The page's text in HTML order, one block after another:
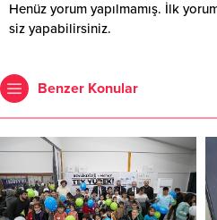
Henüz yorum yapılmamış. İlk
siz yapabilirsiniz.
Benzer Konular